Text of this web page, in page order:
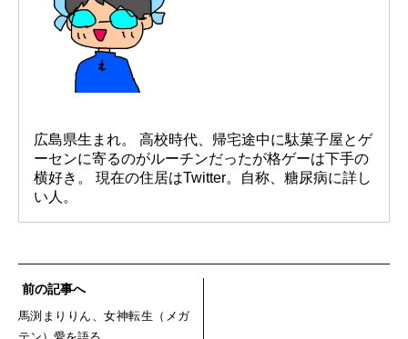
広島県生まれ。 高校時代、帰宅途中に駄菓子屋とゲ
ーセンに寄るのがルーチンだったが格ゲーは下手の
横好き。 現在の住居はTwitter。自称、糖尿病に詳し
い人。
前の記事へ
馬渕まりりん、女神転生（メガ